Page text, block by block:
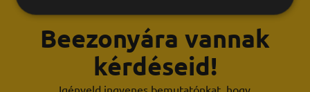
Beezonyára vannak
kérdéseid!